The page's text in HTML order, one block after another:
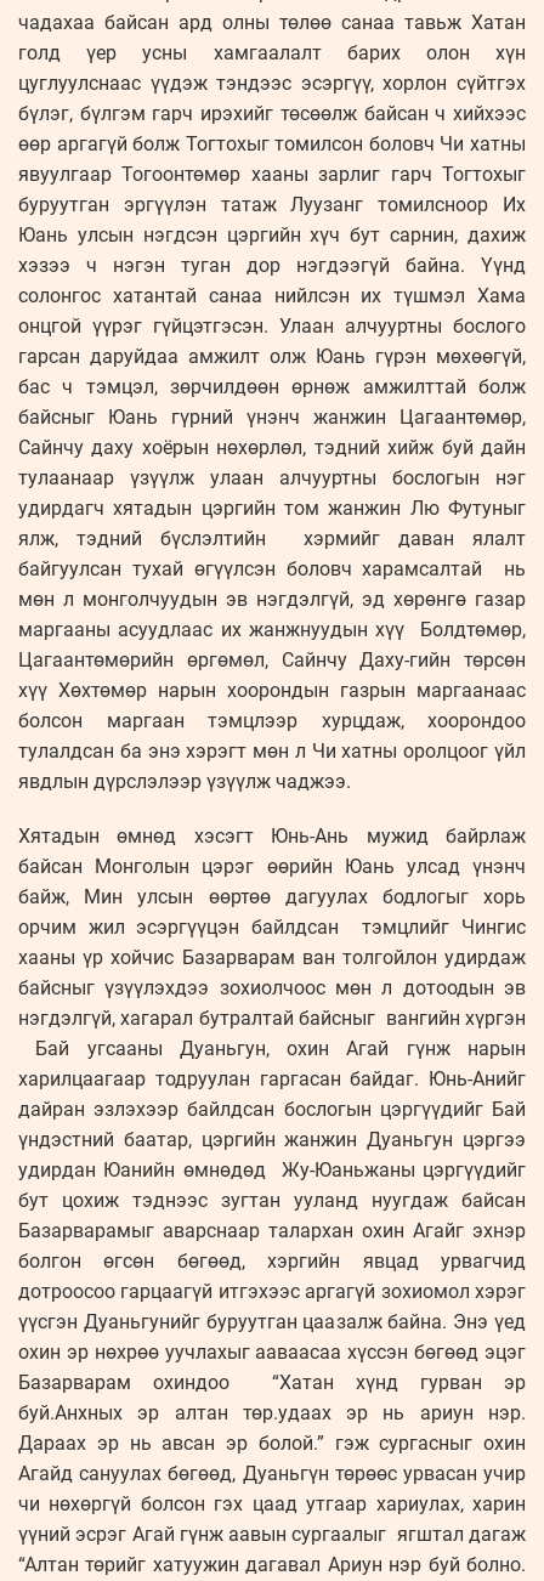
чадахаа байсан ард олны төлөө санаа тавьж Хатан
голд үер усны хамгаалалт барих олон хүн
цуглуулснаас үүдэж тэндээс эсэргүү, хорлон сүйтгэх
бүлэг, бүлгэм гарч ирэхийг төсөөлж байсан ч хийхээс
өөр аргагүй болж Тогтохыг томилсон боловч Чи хатны
явуулгаар Тогоонтөмөр хааны зарлиг гарч Тогтохыг
буруутган эргүүлэн татаж Луузанг томилсноор Их
Юань улсын нэгдсэн цэргийн хүч бут сарнин, дахиж
хэзээ ч нэгэн туган дор нэгдээгүй байна. Үүнд
солонгос хатантай санаа нийлсэн их түшмэл Хама
онцгой үүрэг гүйцэтгэсэн. Улаан алчууртны бослого
гарсан даруйдаа амжилт олж Юань гүрэн мөхөөгүй,
бас ч тэмцэл, зөрчилдөөн өрнөж амжилттай болж
байсныг Юань гүрний үнэнч жанжин Цагаантөмөр,
Сайнчу даху хоёрын нөхөрлөл, тэдний хийж буй дайн
тулаанаар үзүүлж улаан алчууртны бослогын нэг
удирдагч хятадын цэргийн том жанжин Лю Футуныг
ялж, тэдний бүслэлтийн хэрмийг даван ялалт
байгуулсан тухай өгүүлсэн боловч харамсалтай нь
мөн л монголчуудын эв нэгдэлгүй, эд хөрөнгө газар
маргааны асуудлаас их жанжнуудын хүү Болдтөмөр,
Цагаантөмөрийн өргөмөл, Сайнчу Даху-гийн төрсөн
хүү Хөхтөмөр нарын хоорондын газрын маргаанаас
болсон маргаан тэмцлээр хурцдаж, хоорондоо
тулалдсан ба энэ хэрэгт мөн л Чи хатны оролцоог үйл
явдлын дүрслэлээр үзүүлж чаджээ.
Хятадын өмнөд хэсэгт Юнь-Ань мужид байрлаж
байсан Монголын цэрэг өөрийн Юань улсад үнэнч
байж, Мин улсын өөртөө дагуулах бодлогыг хорь
орчим жил эсэргүүцэн байлдсан тэмцлийг Чингис
хааны үр хойчис Базарварам ван толгойлон удирдаж
байсныг үзүүлэхдээ зохиолчоос мөн л дотоодын эв
нэгдэлгүй, хагарал бутралтай байсныг вангийн хүргэн
Бай угсааны Дуаньгун, охин Агай гүнж нарын
харилцаагаар тодруулан гаргасан байдаг. Юнь-Анийг
дайран эзлэхээр байлдсан бослогын цэргүүдийг Бай
үндэстний баатар, цэргийн жанжин Дуаньгун цэргээ
удирдан Юанийн өмнөдөд Жу-Юаньжаны цэргүүдийг
бут цохиж тэднээс зугтан ууланд нуугдаж байсан
Базарварамыг аварснаар талархан охин Агайг эхнэр
болгон өгсөн бөгөөд, хэргийн явцад урвагчид
дотроосоо гарцаагүй итгэхээс аргагүй зохиомол хэрэг
үүсгэн Дуаньгунийг буруутган цаазалж байна. Энэ үед
охин эр нөхрөө уучлахыг ааваасаа хүссэн бөгөөд эцэг
Базарварам охиндоо “Хатан хүнд гурван эр
буй.Анхных эр алтан төр.удаах эр нь ариун нэр.
Дараах эр нь авсан эр болой.” гэж сургасныг охин
Агайд сануулах бөгөөд, Дуаньгүн төрөөс урвасан учир
чи нөхөргүй болсон гэх цаад утгаар хариулах, харин
үүний эсрэг Агай гүнж аавын сургаалыг ягштал дагаж
“Алтан төрийг хатуужин дагавал Ариун нэр буй болно.